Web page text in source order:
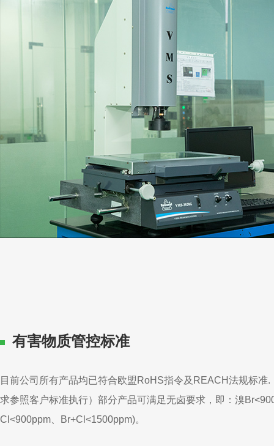
有害物质管控标准
目前公司所有产品均已符合欧盟RoHS指令及REACH法规标准.
求参照客户标准执行）部分产品可满足无卤要求，即：溴
Cl<900ppm、Br+Cl<1500ppm)。